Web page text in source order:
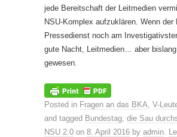
jede Bereitschaft der Leitmedien
NSU-Komplex aufzuklären. Wenn der
Pressedienst noch am
gute Nacht, Leitmedien… aber
gewesen.
Posted in Fragen an das BKA, V-
and tagged Bundestag, die Sau
NSU 2.0 on 8. April 2016 by admin.